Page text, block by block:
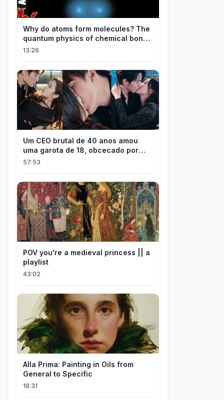
Why do atoms form molecules? The
quantum physics of chemical bonds
explained
13:26
Um CEO brutal de 40 anos amou
uma garota de 18, obcecado por
sua "inocência"! Ela teve seu
57:53
POV you're a medieval princess || a
playlist
43:02
Alla Prima: Painting in Oils from
General to Specific
19:31